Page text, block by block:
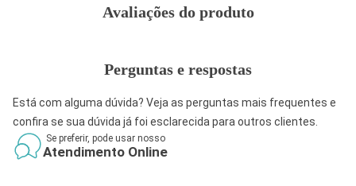
Avaliações do produto
Perguntas e respostas
Está com alguma dúvida? Veja as perguntas mais frequentes e
confira se sua dúvida já foi esclarecida para outros clientes.
Se preferir, pode usar nosso
Atendimento Online